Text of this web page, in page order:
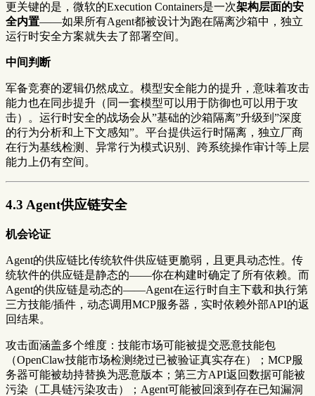
更关键的是，微软的Execution Containers是一次架构层面的安
全内置——如果所有Agent都被设计为跑在隔离沙箱中，独立
运行时安全方案就失去了部署空间。
中间判断
军备竞赛的逻辑仍然成立。模型安全能力的提升，意味着攻击
能力也在同步提升（同一套模型可以用于防御也可以用于攻
击）。运行时安全的战场会从”基础的沙箱隔离”升级到”深度
的行为分析和上下文感知”。平台提供运行时隔离，独立厂商
在行为基线检测、异常行为模式识别、跨系统操作审计等上层
能力上仍有空间。
4.3 Agent供应链安全
机会论证
Agent的供应链比传统软件供应链更脆弱，且更具动态性。传
统软件的供应链是静态的——你在构建时确定了所有依赖。而
Agent的供应链是动态的——Agent在运行时自主下载和执行第
三方技能/插件，动态调用MCP服务器，实时依赖外部API的返
回结果。
攻击面涵盖多个维度：技能市场可能被提交恶意技能包
（OpenClaw技能市场检测绕过已被验证真实存在）；MCP服
务器可能被劫持替换为恶意版本；第三方API返回数据可能被
污染（工具链污染攻击）；Agent可能被回滚到存在已知漏洞